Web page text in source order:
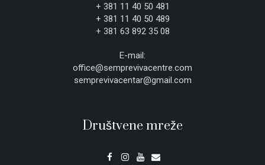
+ 381 11 40 50 481
+ 381 11 40 50 489
+ 381 63 892 35 08
E-mail:
office@semprevivacentre.com
semprevivacentar@gmail.com
Društvene mreže